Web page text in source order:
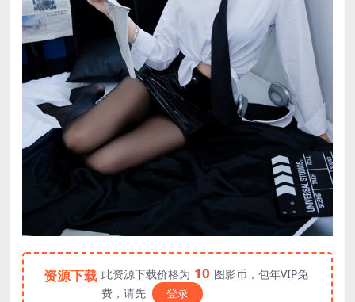
资源下载 此资源下载价格为 10 图影币，包年VIP免
费，请先
登录